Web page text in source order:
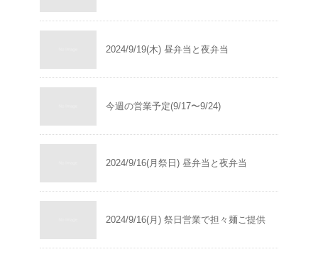
2024/9/19(木) 昼弁当と夜弁当
今週の営業予定(9/17〜9/24)
2024/9/16(月祭日) 昼弁当と夜弁当
2024/9/16(月) 祭日営業で担々麺ご提供